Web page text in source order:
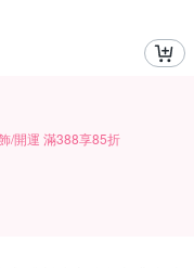
/開運 滿388享85折